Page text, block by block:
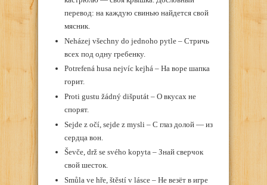
перевод: на каждую свинью найдется свой
мясник.
Neházej všechny do jednoho pytle – Стричь
всех под одну гребенку.
Potrefená husa nejvíc kejhá – На воре шапка
горит.
Proti gustu žádný dišputát – О вкусах не
спорят.
Sejde z očí, sejde z mysli – С глаз долой — из
сердца вон.
Ševče, drž se svého kopyta – Знай сверчок
свой шесток.
Smůla ve hře, štěstí v lásce – Не везёт в игре